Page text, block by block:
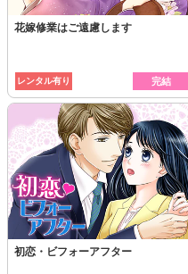
花嫁修業はご遠慮します
レンタル有り 完結
初恋・ビフォーアフター